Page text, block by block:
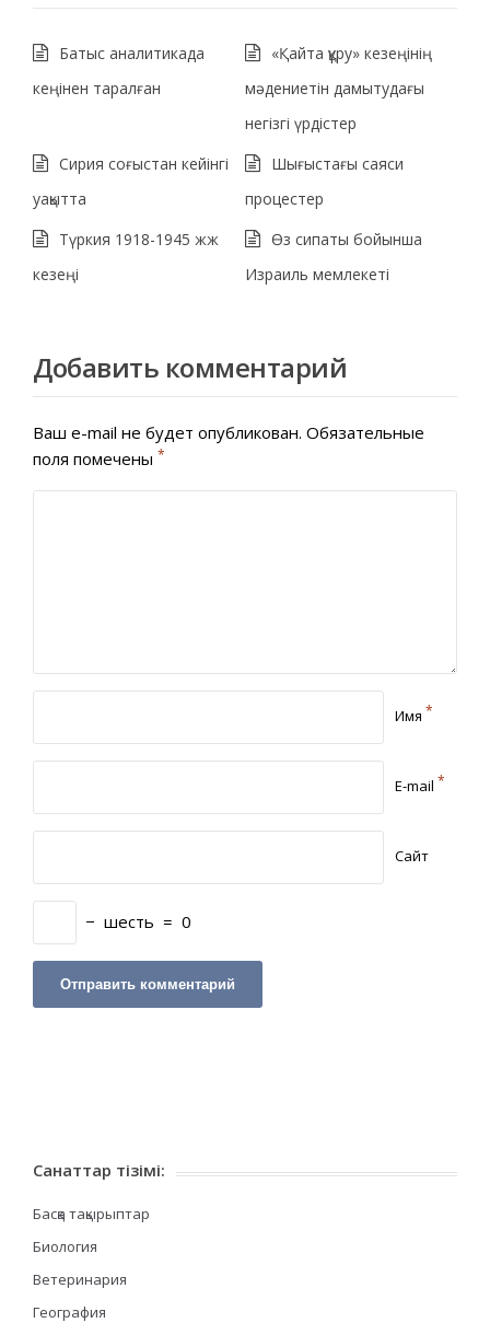
Батыс аналитикада
кеңінен таралған
«Қайта құру» кезеңінің
мәдениетін дамытудағы
негізгі үрдістер
Сирия соғыстан кейінгі
уақытта
Шығыстағы саяси
процестер
Түркия 1918-1945 жж
кезеңі
Өз сипаты бойынша
Израиль мемлекеті
Добавить комментарий
Ваш e-mail не будет опубликован. Обязательные
поля помечены *
Имя *
E-mail *
Сайт
− шесть = 0
Санаттар тізімі:
Басқа тақырыптар
Биология
Ветеринария
География